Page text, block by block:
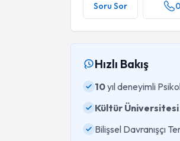
Soru Sor
Hızlı Bakış
10yıl deneyimli
Kültür Üniversitesi
Bilişsel Davranışçı